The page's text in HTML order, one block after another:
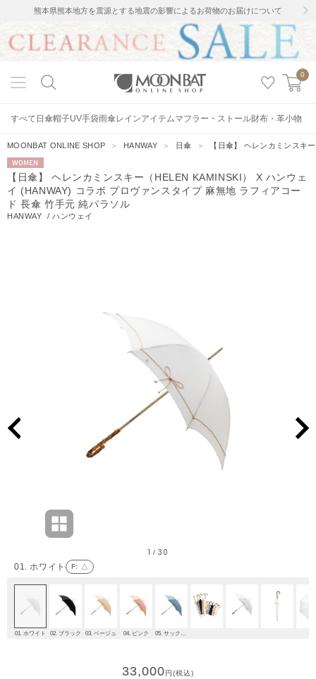
熊本県熊本地方を震源とする地震の影響によるお荷物のお届けについて
0
すべて 日傘帽子UV手袋雨傘レインアイテムマフラー・ストール財布・革小物
MOONBAT ONLINE SHOP ＞ HANWAY ＞ 日傘 ＞ 【日傘】 ヘレンカミンスキ
WOMEN
【日傘】 ヘレンカミンスキー（HELEN KAMINSKI） X ハンウェ
イ (HANWAY) コラボ プロヴァンスタイプ 麻無地 ラフィアコー
ド 長傘 竹手元 純パラソル
HANWAY /ハンウェイ
01. ホワイト F: △
1 /30
01. ホワイト 02. ブラック 03. ベージュ 04. ピンク
33,000円(税込)